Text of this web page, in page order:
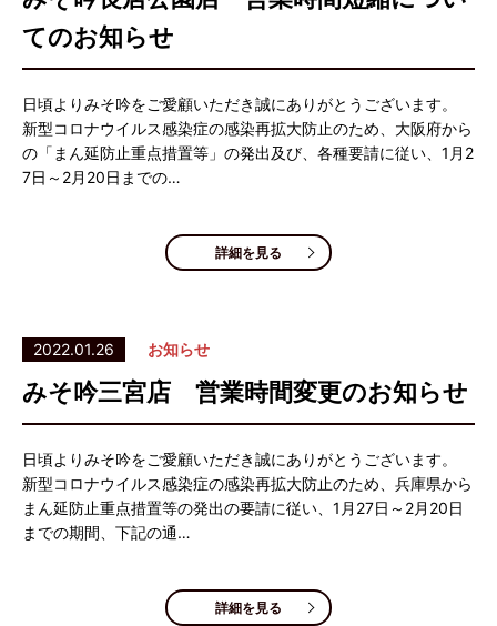
てのお知らせ
日頃よりみそ吟をご愛顧いただき誠にありがとうございます。
新型コロナウイルス感染症の感染再拡大防止のため、大阪府から
の「まん延防止重点措置等」の発出及び、各種要請に従い、1月2
7日～2月20日までの…
詳細を見る
2022.01.26 お知らせ
みそ吟三宮店 営業時間変更のお知らせ
日頃よりみそ吟をご愛顧いただき誠にありがとうございます。
新型コロナウイルス感染症の感染再拡大防止のため、兵庫県から
まん延防止重点措置等の発出の要請に従い、1月27日～2月20日
までの期間、下記の通…
詳細を見る